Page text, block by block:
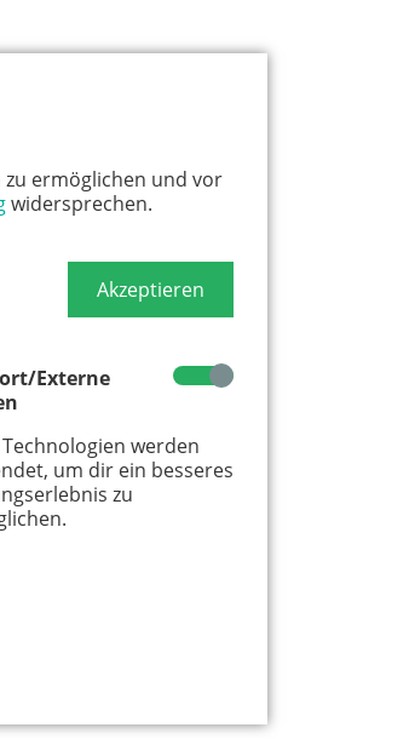
ermöglichen und vor
widersprechen.
Akzeptieren
Externe
werden
um dir ein besseres
zu